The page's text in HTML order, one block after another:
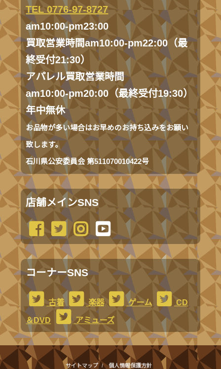
TEL 0776-97-8727
am10:00-pm23:00
買取営業時間am10:00-pm22:00（最
終受付21:30）
アパレル買取営業時間
am10:00-pm20:00（最終受付19:30）
年中無休
お品物が多い場合はお早めのお持ち込みをお願い
致します。
石川県公安委員会 第511070010422号
店舗メインSNS
コーナーSNS
古着 楽器 ゲーム
CD
＆DVD
アミューズ
サイトマップ 個人情報保護方針